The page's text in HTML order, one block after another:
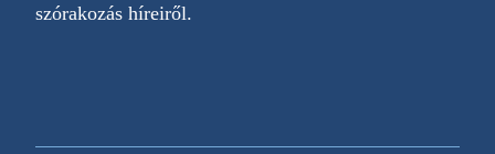
szórakozás híreiről.